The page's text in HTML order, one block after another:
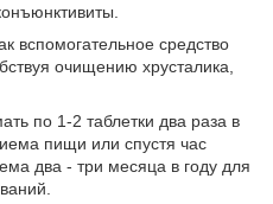
вспомогательное средство
очищению хрусталика,
по 1-2 таблетки два раза в
пищи или спустя час
два - три месяца в году для